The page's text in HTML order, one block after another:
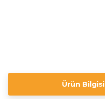
Ürün Bilgisi